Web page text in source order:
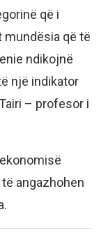
që i
mundësia që të
ndikojnë
një indikator
– profesor i
angazhohen